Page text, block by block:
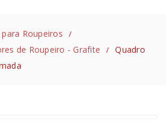
Roupeiros /
de Roupeiro - Grafite /
Quadro